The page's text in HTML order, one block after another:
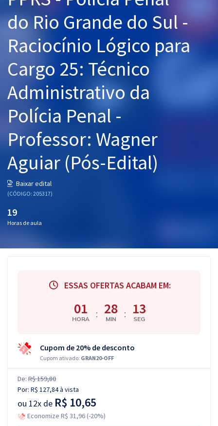
Graduação
Mentorias
Questões grátis
Conteúdo gratuito
Blog
Aprovados
Atendimento
do Rio Grande do Sul -
Raciocínio Lógico para
Cargo 25: Técnico
Administrativo da
Polícia Penal -
Professor: Wagner
Aguiar (Pós-Edital)
Baixar edital
(CÓDIGO: 205317)
19
Horas de aula
ESSAS OFERTAS ACABAM EM:
01
HORA : 28
MIN : 12
SEG
Cupom de 20% de desconto
Cupom ativado: GRAN20-OFF
De: R$ 159,80
Por: R$ 127,84à vista
ou 12x de R$ 10,65
Economize R$ 31,96 (-20%)